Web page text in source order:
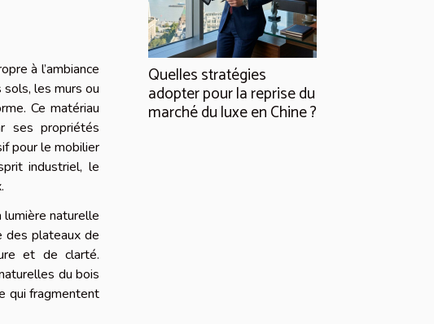
à l’ambiance
les murs ou
Ce matériau
ses propriétés
pour le mobilier
industriel, le
naturelle
des plateaux de
et de clarté.
du bois
qui fragmentent
Quelles stratégies
adopter pour la reprise du
marché du luxe en Chine ?